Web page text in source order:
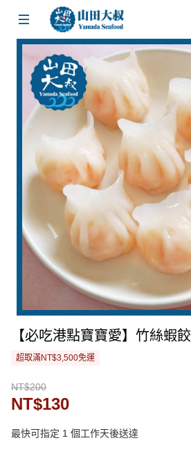
【必吃港點寶寶愛】竹絲蝦餃
超取滿NT$3,500免運
NT$200
NT$130
最快可指定 1 個工作天後送達